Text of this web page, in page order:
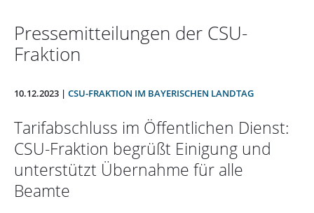
Pressemitteilungen der CSU-
Fraktion
10.12.2023 | CSU-FRAKTION IM BAYERISCHEN LANDTAG
Tarifabschluss im Öffentlichen Dienst:
CSU-Fraktion begrüßt Einigung und
unterstützt Übernahme für alle
Beamte